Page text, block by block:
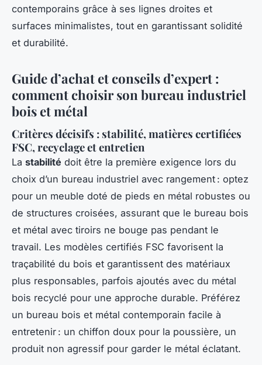
contemporains grâce à ses lignes droites et
surfaces minimalistes, tout en garantissant solidité
et durabilité.
Guide d’achat et conseils d’expert :
comment choisir son bureau industriel
bois et métal
Critères décisifs : stabilité, matières certifiées
FSC, recyclage et entretien
La stabilité doit être la première exigence lors du
choix d’un bureau industriel avec rangement : optez
pour un meuble doté de pieds en métal robustes ou
de structures croisées, assurant que le bureau bois
et métal avec tiroirs ne bouge pas pendant le
travail. Les modèles certifiés FSC favorisent la
traçabilité du bois et garantissent des matériaux
plus responsables, parfois ajoutés avec du métal
bois recyclé pour une approche durable. Préférez
un bureau bois et métal contemporain facile à
entretenir : un chiffon doux pour la poussière, un
produit non agressif pour garder le métal éclatant.